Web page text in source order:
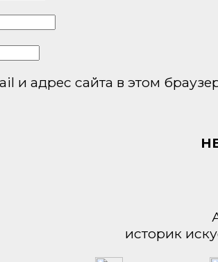
и адрес сайта в этом
историк